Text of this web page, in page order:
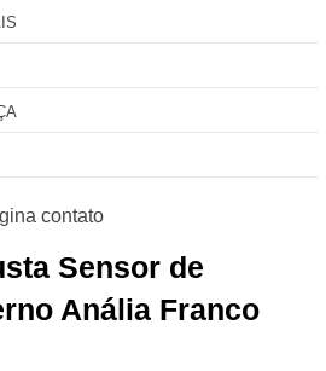
Sensor de
Anália Franco